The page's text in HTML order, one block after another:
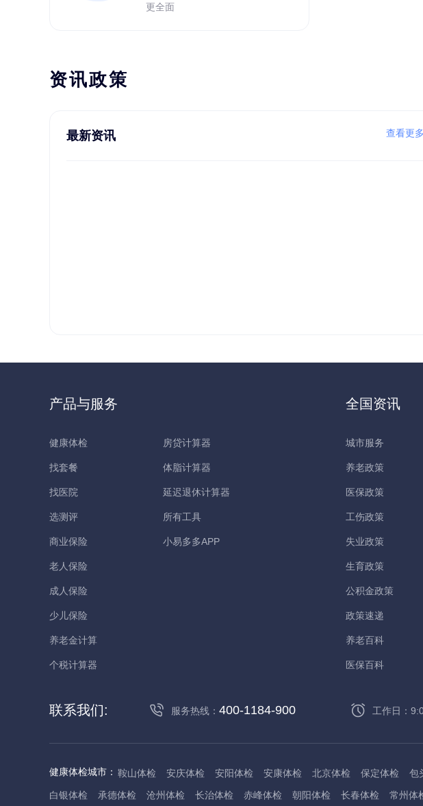
更全面
资讯政策
最新资讯 查看更多
产品与服务
健康体检
找套餐
找医院
选测评
商业保险
老人保险
成人保险
少儿保险
养老金计算
个税计算器
房贷计算器
体脂计算器
延迟退休计算器
所有工具
小易多多APP
全国资讯
城市服务
养老政策
医保政策
工伤政策
失业政策
生育政策
公积金政策
政策速递
养老百科
医保百科
联系我们: 服务热线： 400-1184-900 工作日：
健康体检城市： 鞍山体检 安庆体检 安阳体检 安康体检 北京体检 保定体检 包
白银体检
承德体检 沧州体检 长治体检 赤峰体检 朝阳体检 长春体检 常州体